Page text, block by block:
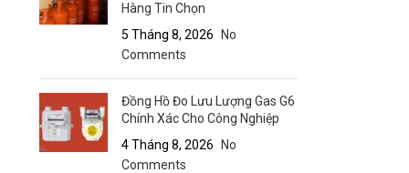
Hàng Tin Chọn
5 Tháng 8, 2026
No
Comments
Đồng Hồ Đo Lưu Lượng Gas G6
Chính Xác Cho Công Nghiệp
4 Tháng 8, 2026
No
Comments